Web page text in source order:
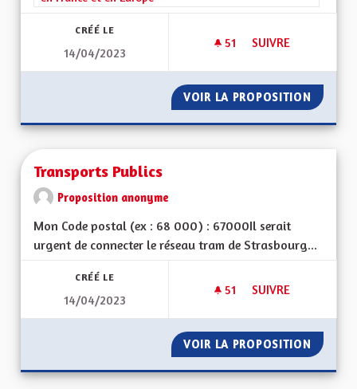
CRÉÉ LE
14/04/2023
51 51 ABONNÉS
SUIVRE
VOIR LA PROPOSITION
Transports Publics
Proposition anonyme
Mon Code postal (ex : 68 000) : 67000Il serait
urgent de connecter le réseau tram de Strasbourg...
CRÉÉ LE
14/04/2023
51 51 ABONNÉS
SUIVRE
VOIR LA PROPOSITION